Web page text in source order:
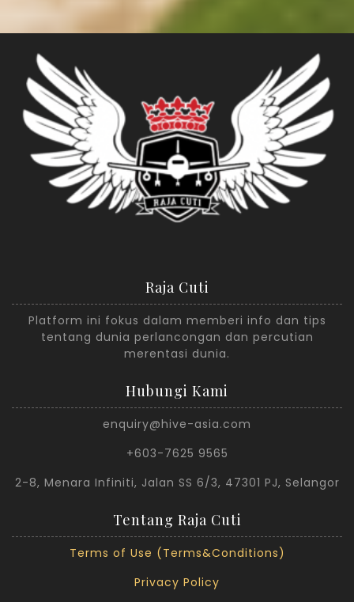
Raja Cuti
Platform ini fokus dalam memberi info dan tips
tentang dunia perlancongan dan percutian
merentasi dunia.
Hubungi Kami
enquiry@hive-asia.com
+603-7625 9565
2-8, Menara Infiniti, Jalan SS 6/3, 47301 PJ, Selangor
Tentang Raja Cuti
Terms of Use (Terms&Conditions)
Privacy Policy